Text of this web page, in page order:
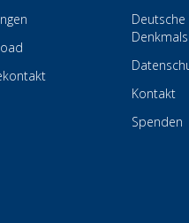
Kontakt
Spenden